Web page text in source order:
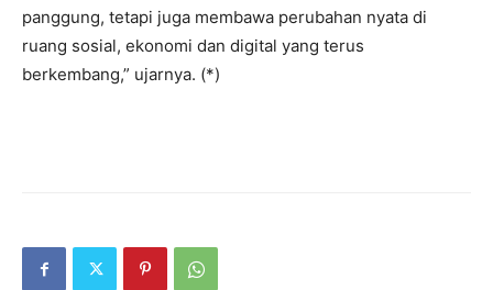
panggung, tetapi juga membawa perubahan nyata di
ruang sosial, ekonomi dan digital yang terus
berkembang,” ujarnya. (*)